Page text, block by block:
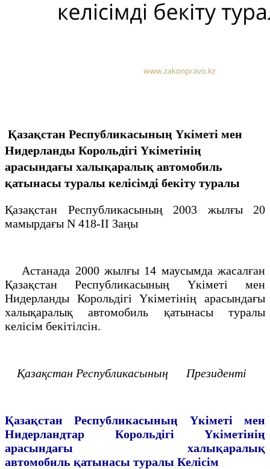
Қазақстан Республикасының Үкіметі мен
Нидерланды Корольдігі Үкіметінің
арасындағы халықаралық автомобиль
қатынасы туралы келісімді бекіту туралы
Қазақстан Республикасының 2003 жылғы 20
мамырдағы N 418-II Заңы
Астанада 2000 жылғы 14 маусымда жасалған
Қазақстан Республикасының Үкіметі мен
Нидерланды Корольдігі Үкіметінің арасындағы
халықаралық автомобиль қатынасы туралы
келісім бекітілсін.
Қазақстан Республикасының Президенті
Қазақстан Республикасының Yкіметi мен
Нидерландтар
Корольдігі Yкiметiнің
арасындағы халықаралық
автомобиль қатынасы туралы Келісім